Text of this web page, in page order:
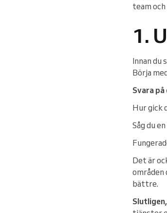
team och
1.
Innan du
Börja
Svara
Hur gick
Såg du
Det är
områden
bättre.